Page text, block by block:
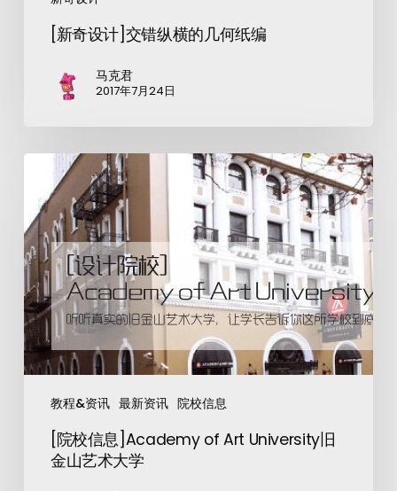
[新奇设计]交错纵横的几何纸编
马克君
2017年7月24日
教程&资讯 最新资讯 院校信息
[院校信息]Academy of Art University旧
金山艺术大学